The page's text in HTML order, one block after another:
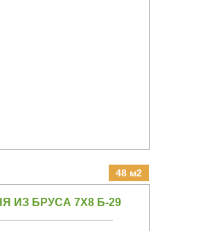
48 м2
ИЗ БРУСА 7Х8 Б-29